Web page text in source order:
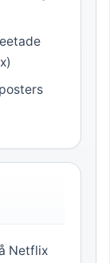
Netflix